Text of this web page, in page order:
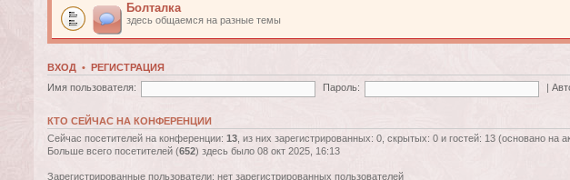
Болталка
здесь общаемся на разные темы
ВХОД • РЕГИСТРАЦИЯ
Имя пользователя:
Пароль:
КТО СЕЙЧАС НА КОНФЕРЕНЦИИ
Сейчас посетителей на конференции: 13 , из них зарегистрированных: 0, скрытых: 0 и гостей: 13 (основано на
Больше всего посетителей (652) здесь было 08 окт 2025, 16:13
Зарегистрированные пользователи: нет зарегистрированных пользователей